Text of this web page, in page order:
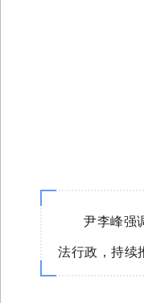
尹李峰强
法行政，持续